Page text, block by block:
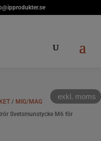
exkl. moms
/ MIG/MAG
Svetsmunstycke M6 för